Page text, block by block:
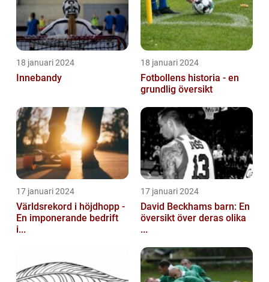
18 januari 2024
Innebandy
18 januari 2024
Fotbollens historia - en
grundlig översikt
17 januari 2024
Världsrekord i höjdhopp -
En imponerande bedrift
i...
17 januari 2024
David Beckhams barn: En
översikt över deras olika
...